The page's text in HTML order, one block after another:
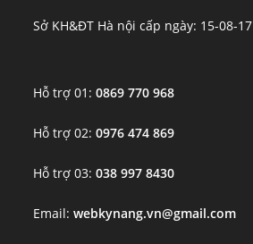
Sở KH&ĐT Hà nội cấp ngày: 15-08-17
Hỗ trợ 01:0869 770 968
Hỗ trợ 02:0976 474 869
Hỗ trợ 03:038 997 8430
Email:webkynang.vn@gmail.com